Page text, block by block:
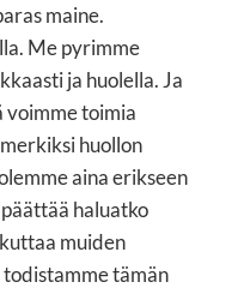
maine.
Me pyrimme
ja huolella. Ja
voimme toimia
huollon
aina erikseen
haluatko
muiden
tämän